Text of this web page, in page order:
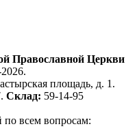
Православной Церкви
площадь, д. 1.
Склад: 59-14-95
по всем вопросам: